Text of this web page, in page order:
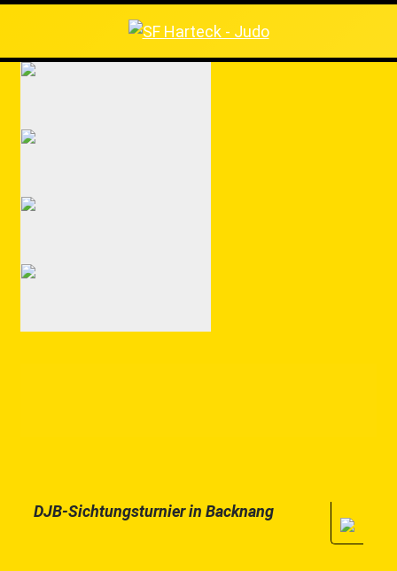
DJB-Sichtungsturnier in Backnang